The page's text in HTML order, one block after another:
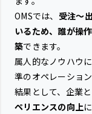
OMSでは、 受注〜
いるため、誰が操
築できます。
属人的なノウハウ
準のオペレーショ
結果として、企業
ペリエンスの向上